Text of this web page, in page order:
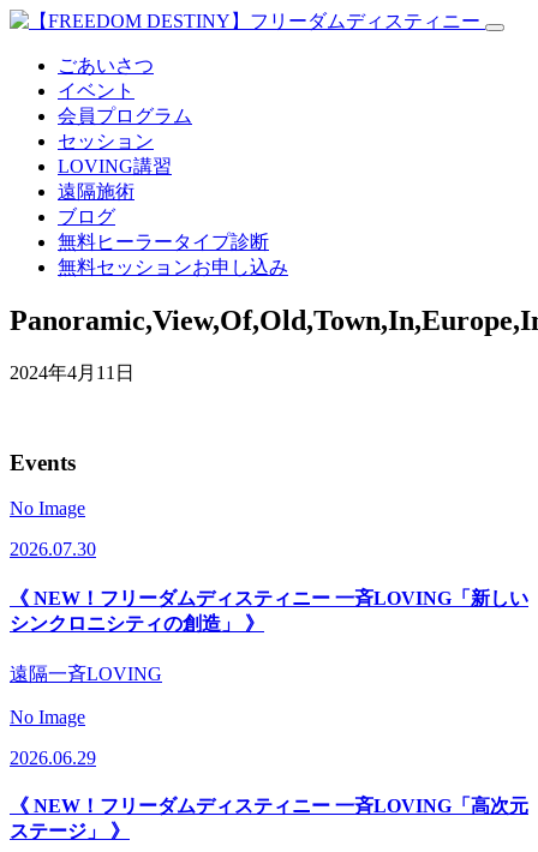
ごあいさつ
イベント
会員プログラム
セッション
LOVING講習
遠隔施術
ブログ
無料ヒーラータイプ診断
無料セッションお申し込み
2024年4月11日
Events
No Image
2026.07.30
《 NEW！フリーダムディスティニー 一斉LOVING「新しい
シンクロニシティの創造」 》
遠隔一斉LOVING
No Image
2026.06.29
《 NEW！フリーダムディスティニー 一斉LOVING「高次元
ステージ」 》